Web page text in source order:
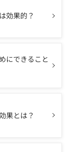
効果的？
にできること
果とは？